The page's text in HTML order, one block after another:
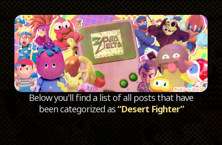
Below you'll find a list of all posts that have
been categorized as“Desert Fighter”